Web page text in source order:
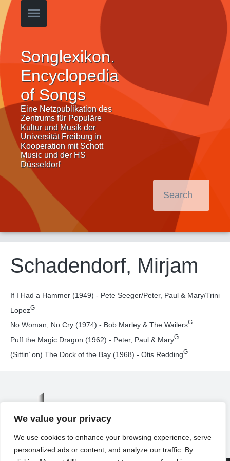
We value your privacy
We use cookies to enhance your browsing experience, serve
personalized ads or content, and analyze our traffic. By
Songlexikon.
Encyclopedia
of Songs
Eine Netzpublikation des
Zentrums für Populäre
Kultur und Musik der
Universität Freiburg in
Kooperation mit Schott
Music und der HS
Düsseldorf
Schadendorf, Mirjam
If I Had a Hammer (1949) - Pete Seeger/Peter, Paul & Mary/Trini
LopezG
No Woman, No Cry (1974) - Bob Marley & The WailersG
Puff the Magic Dragon (1962) - Peter, Paul & MaryG
(Sittin’ on) The Dock of the Bay (1968) - Otis ReddingG